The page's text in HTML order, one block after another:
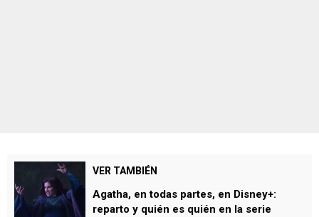
VER TAMBIÉN
Agatha, en todas partes, en Disney+:
reparto y quién es quién en la serie